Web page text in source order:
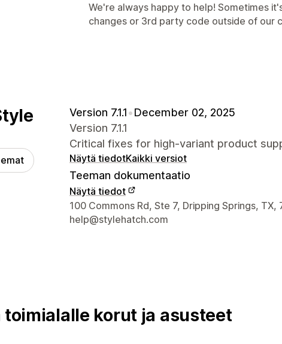
We're always happy to help! Sometimes
changes or 3rd party code outside of our
Version 7.1.1•December 02, 2025
Version 7.1.1
Critical fixes for high-variant product
Näytä tiedotKaikki versiot
Teeman dokumentaatio
Näytä tiedot
Suunnittelijan yhteystiedot
100 Commons Rd, Ste 7, Dripping Springs, TX,
help@stylehatch.com
toimialalle korut ja asusteet